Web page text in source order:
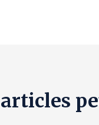
articles